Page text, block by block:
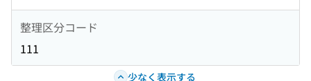
整理区分コード
111
少なく表示する